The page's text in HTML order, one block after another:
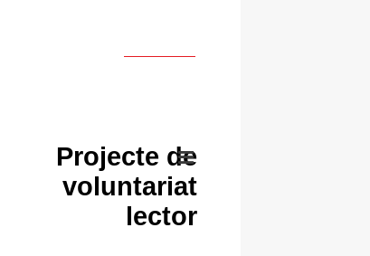
Projecte de
voluntariat
lector